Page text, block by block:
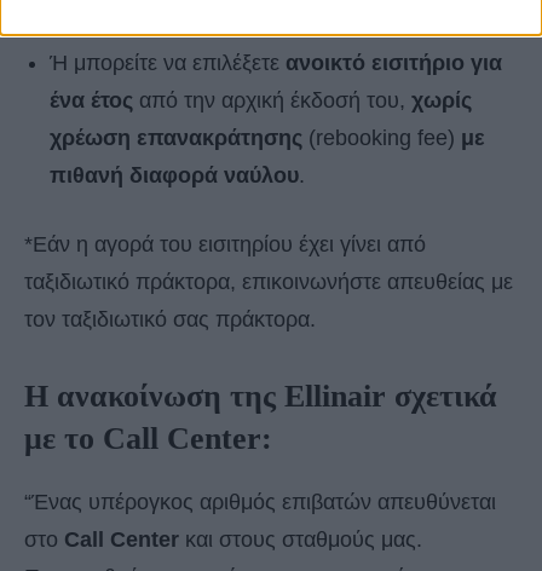
Ή μπορείτε να επιλέξετε ανοικτό εισιτήριο για
ένα έτος από την αρχική έκδοσή του, χωρίς
χρέωση επανακράτησης (rebooking fee) με
πιθανή διαφορά ναύλου.
*Εάν η αγορά του εισιτηρίου έχει γίνει από
ταξιδιωτικό πράκτορα, επικοινωνήστε απευθείας με
τον ταξιδιωτικό σας πράκτορα.
Η ανακοίνωση της Ellinair σχετικά
με το Call Center:
“Ένας υπέρογκος αριθμός επιβατών απευθύνεται
στο Call Center και στους σταθμούς μας.